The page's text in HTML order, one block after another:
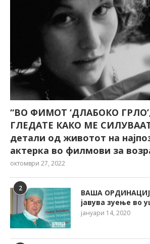
“ВО ФИМОТ ‘ДЛАБОКО
ГЛЕДАТЕ КАКО МЕ
детали од животот на
актерка во филмови за
октомври 27, 2022
2
ВАША
јавува зуење во
јануари 14, 2020